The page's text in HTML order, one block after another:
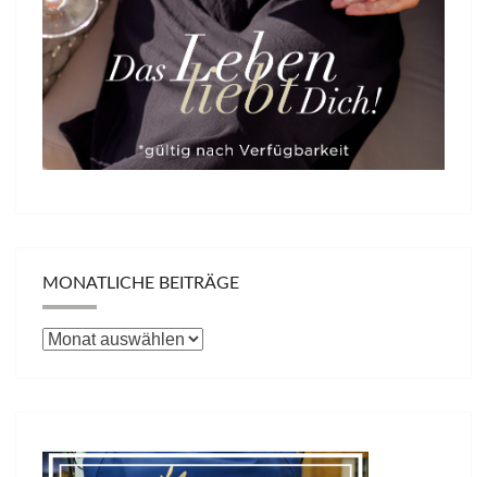
MONATLICHE BEITRÄGE
Monatliche